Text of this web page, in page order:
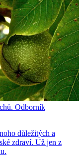
Odborník
důležitých a
zdraví. Už jen z